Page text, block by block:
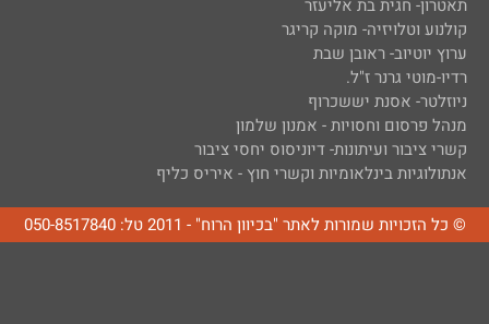
תאטרון- חגית בת אליעזר
קולנוע וטלויזיה- מוקה קריגר
ערוץ יוטיוב- ראובן שבת
רדיו-מוטי גרנר ז"ל.
ניוזלטר- אסנת יששכרוף
מנהל פרסום וחסויות - אמנון שלמון
קשרי ציבור ועיתונות- דיוניסוס יחסי ציבור
אנתולוגיות בינלאומיות וקשרי חוץ - איריס כליף
© כל הזכויות שמורות לאתר "בכיוון הרוח" - 2011 טל: 050-8517840